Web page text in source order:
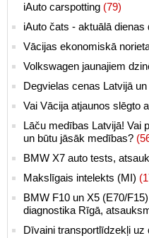
iAuto carspotting (79)
iAuto čats - aktuālā dienas
Vācijas ekonomiskā
Volkswagen jaunajiem
Degvielas cenas Latvijā
Vai Vācija atjaunos slēgto
Lāču medības Latvijā! Vai
un būtu jāsāk medības?
BMW X7 auto tests,
Makslīgais intelekts (MI)
BMW F10 un X5 (E70/
diagnostika Rīgā,
Dīvaini transportlīdzekļi uz